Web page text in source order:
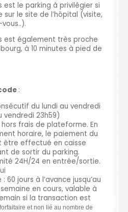
est le parking à privilégier si
sur le site de l’hôpital (visite,
est également très proche
à 10 minutes à pied de
:
du lundi au vendredi
vendredi 23h59)
frais de plateforme. En
horaire, le paiement du
être effectué en caisse
de sortir du parking.
24H/24 en entrée/sortie.
60 jours à l’avance jusqu’au
en cours, valable à
si la transaction est
et non lié au nombre de